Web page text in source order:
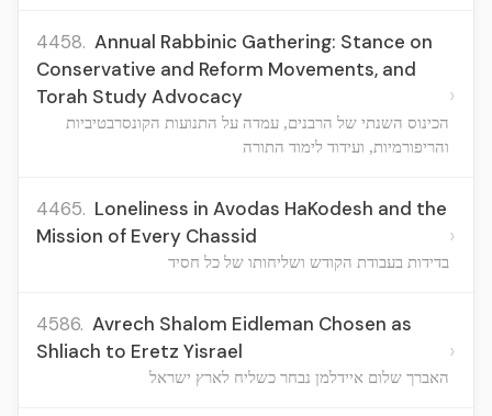
4458. Annual Rabbinic Gathering: Stance on
Conservative and Reform Movements, and
Torah Study Advocacy
הכינוס השנתי של הרבנים, עמדה על התנועות הקונסרבטיביות
והריפורמיות, ועידוד לימוד התורה
›
4465. Loneliness in Avodas HaKodesh and the
Mission of Every Chassid
בדידות בעבודת הקודש ושליחותו של כל חסיד
›
4586. Avrech Shalom Eidleman Chosen as
Shliach to Eretz Yisrael
האברך שלום איידלמן נבחר כשליח לארץ ישראל
›